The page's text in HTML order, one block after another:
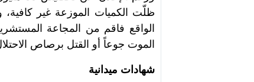
ظلّت الكميات الموزعة غير كافية،
الواقع فاقم من المجاعة
الموت جوعاً أو القتل برصاص
شهادات ميدانية